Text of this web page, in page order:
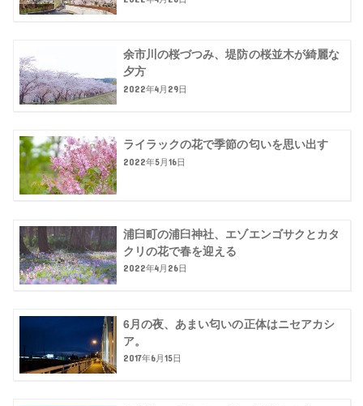
余市川の桜づつみ、堤防の桜並木が綺麗な
夕方
2022年4月29日
ライラックの花で季節の匂いを思い出す
2022年5月16日
浦臼町の浦臼神社、エゾエンゴサクとカタ
クリの花で春を迎える
2022年4月26日
6月の夜、あまい匂いの正体はニセアカシ
ア。
2017年6月15日